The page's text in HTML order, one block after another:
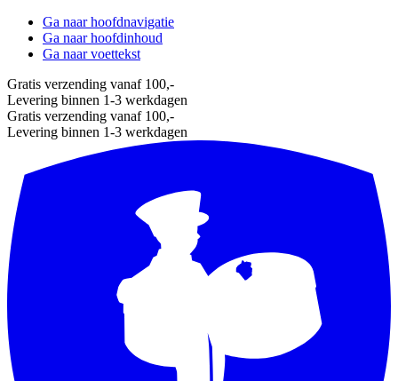
Ga naar hoofdnavigatie
Ga naar hoofdinhoud
Ga naar voettekst
Gratis verzending vanaf 100,-
Levering binnen 1-3 werkdagen
Gratis verzending vanaf 100,-
Levering binnen 1-3 werkdagen